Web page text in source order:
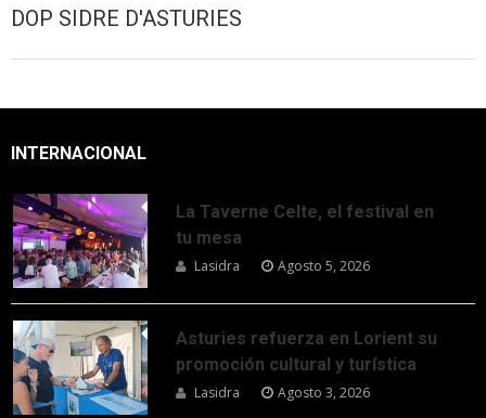
DOP SIDRE D'ASTURIES
INTERNACIONAL
La Taverne Celte, el festival en
tu mesa
Lasidra Agosto 5, 2026
Asturies refuerza en Lorient su
promoción cultural y turística
Lasidra Agosto 3, 2026